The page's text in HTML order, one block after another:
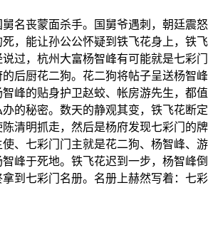
名丧蒙面杀手。国舅爷遇刺，朝廷
，能让孙公公怀疑到铁飞花身上，
过，杭州大富杨智峰有可能就是七
后厨花二狗。花二狗将帖子呈送杨
峰的贴身护卫赵蛟、帐房游先生，
的秘密。数天的静观其变，铁飞花
清明抓走，然后是杨府发现七彩门
、七彩门门主就是花二狗、杨智峰
峰于死地。铁飞花迟到一步，杨智
到七彩门名册。名册上赫然写着：七彩